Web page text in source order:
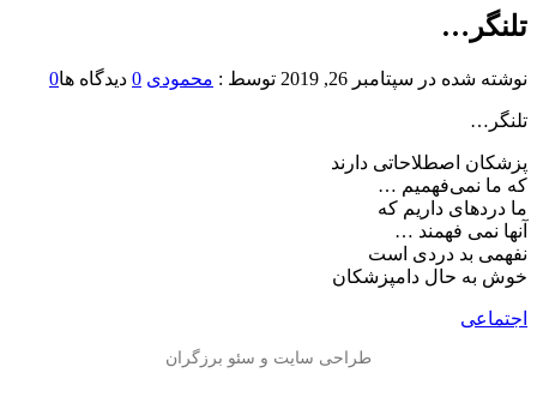
تلنگر…
نوشته شده در سپتامبر 26, 2019 توسط : محمودی 0 دیدگاه ها0
تلنگر…
پزشکان اصطلاحاتی دارند
که ما نمی‌فهمیم …
ما دردهای داریم که
آنها نمی فهمند …
نفهمی بد دردی است
خوش به حال دامپزشکان
اجتماعی